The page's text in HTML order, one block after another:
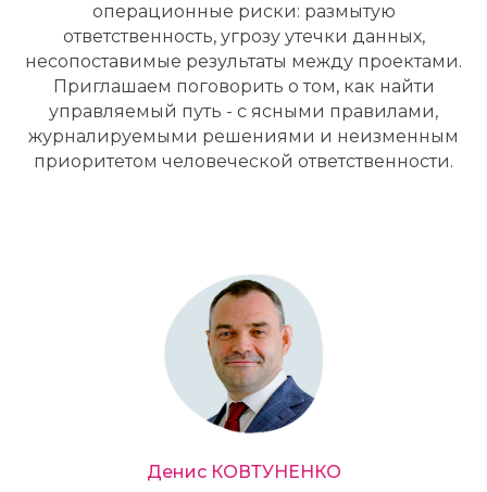
операционные риски: размытую
ответственность, угрозу утечки данных,
несопоставимые результаты между проектами.
Приглашаем поговорить о том, как найти
управляемый путь - с ясными правилами,
журналируемыми решениями и неизменным
приоритетом человеческой ответственности.
Денис КОВТУНЕНКО